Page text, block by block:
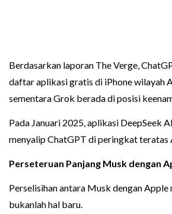
Berdasarkan laporan The Verge,
daftar aplikasi gratis di iPhone wilayah
sementara Grok berada di posisi
Pada Januari 2025, aplikasi DeepSeek
menyalip ChatGPT di peringkat teratas
Perseteruan Panjang Musk dengan
Perselisihan antara Musk dengan Apple
bukanlah hal baru.